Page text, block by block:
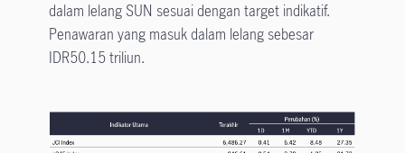
dalam lelang SUN sesuai dengan target indikatif.
Penawaran yang masuk dalam lelang sebesar
IDR50.15 triliun.